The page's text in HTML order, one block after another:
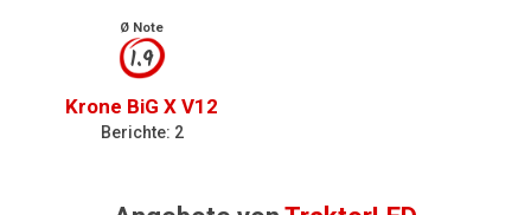
Ø Note
1.9
Krone BiG X V12
Berichte: 2